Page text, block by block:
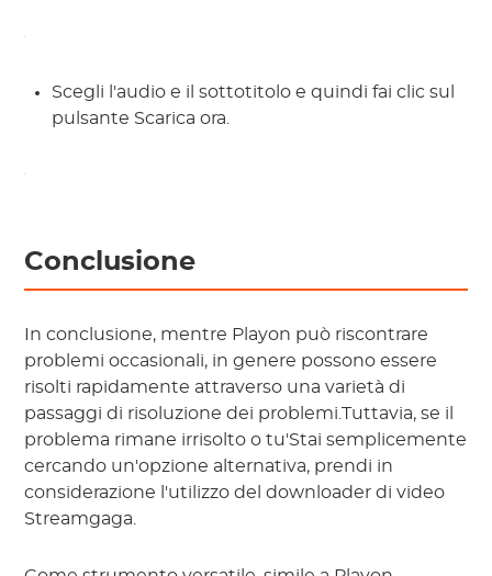
Scegli l'audio e il sottotitolo e quindi fai clic sul
pulsante Scarica ora.
Conclusione
In conclusione, mentre Playon può riscontrare
problemi occasionali, in genere possono essere
risolti rapidamente attraverso una varietà di
passaggi di risoluzione dei problemi.Tuttavia, se il
problema rimane irrisolto o tu'Stai semplicemente
cercando un'opzione alternativa, prendi in
considerazione l'utilizzo del downloader di video
Streamgaga.